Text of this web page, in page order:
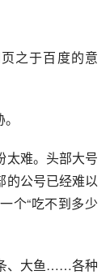
之于百度的意
太难。头部大号
的公号已经难以
个“吃不到多少
、大鱼……各种